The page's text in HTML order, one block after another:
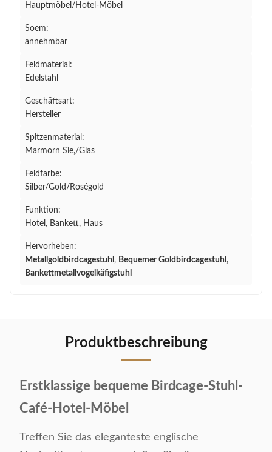
Hauptmöbel/Hotel-Möbel
Soem:
annehmbar
Feldmaterial:
Edelstahl
Geschäftsart:
Hersteller
Spitzenmaterial:
Marmorn Sie,/Glas
Feldfarbe:
Silber/Gold/Roségold
Funktion:
Hotel, Bankett, Haus
Hervorheben:
Metallgoldbirdcagestuhl , Bequemer Goldbirdcagestuhl ,
Bankettmetallvogelkäfigstuhl
Produktbeschreibung
Erstklassige bequeme Birdcage-Stuhl-
Café-Hotel-Möbel
Treffen Sie das eleganteste englische